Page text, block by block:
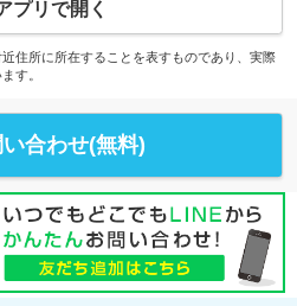
プリで開く
住所に所在することを表すものであり、実際
す。
合わせ(無料)